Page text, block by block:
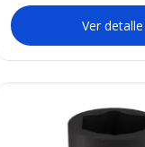
Ver detalle